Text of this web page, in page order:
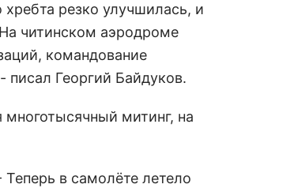
хребта резко улучшилась, и
читинском аэродроме
командование
писал Георгий Байдуков.
митинг, на
в самолёте летело